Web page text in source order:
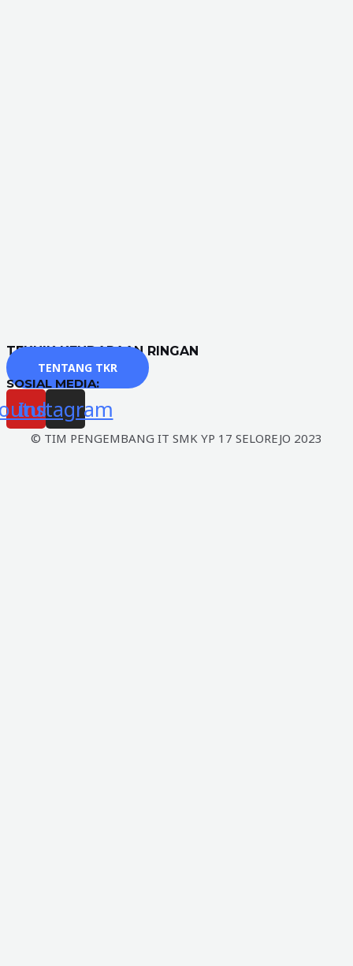
TEKNIK KENDARAAN RINGAN
TENTANG TKR
SOSIAL MEDIA:
Instagram
© TIM PENGEMBANG IT SMK YP 17 SELOREJO 2023